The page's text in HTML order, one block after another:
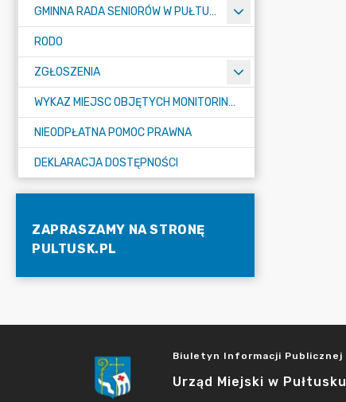
GMINNA RADA SENIORÓW W PUŁTUSKU
RODO
ZGŁOSZENIA
WYKAZ MIEJSC OBJĘTYCH MONITORINGIEM
NIEODPŁATNA POMOC PRAWNA
DEKLARACJA DOSTĘPNOŚCI
ZAPRASZAMY NA STRONĘ
PULTUSK.PL
Biuletyn Informacji Publicznej
Urząd Miejski w Pułtusku